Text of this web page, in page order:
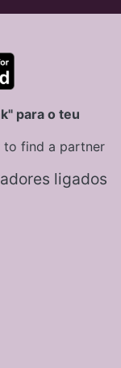
para o teu
to find a partner
ligados